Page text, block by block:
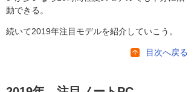
動できる。
続いて2019年注目モデルを紹介していこう。
目次へ戻る